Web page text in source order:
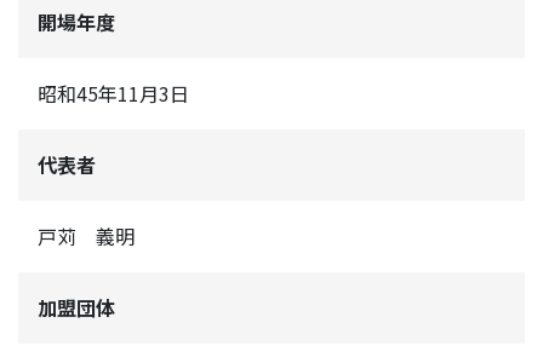
開場年度
昭和45年11月3日
代表者
戸苅 義明
加盟団体